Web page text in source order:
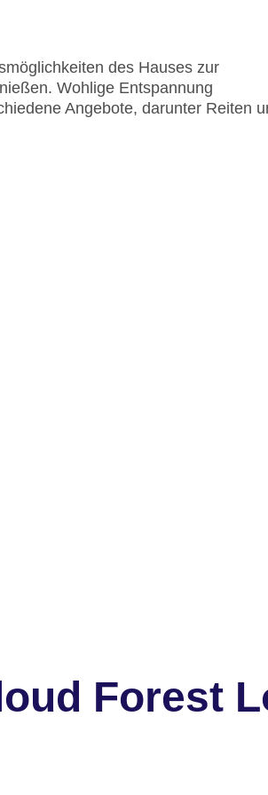
des Hauses zur
Wohlige Entspannung
Angebote, darunter Reiten
Forest